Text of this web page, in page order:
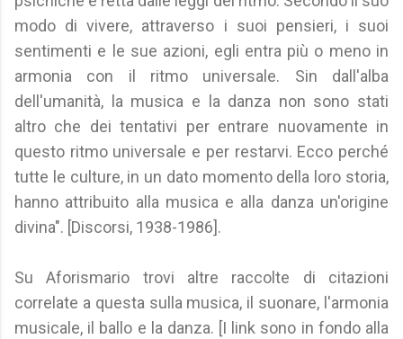
modo di vivere, attraverso i suoi pensieri, i suoi
sentimenti e le sue azioni, egli entra più o meno in
armonia con il ritmo universale. Sin dall'alba
dell'umanità, la musica e la danza non sono stati
altro che dei tentativi per entrare nuovamente in
questo ritmo universale e per restarvi. Ecco perché
tutte le culture, in un dato momento della loro storia,
hanno attribuito alla musica e alla danza un'origine
divina". [Discorsi, 1938-1986].
Su Aforismario trovi altre raccolte di citazioni
correlate a questa sulla musica, il suonare, l'armonia
musicale, il ballo e la danza. [I link sono in fondo alla